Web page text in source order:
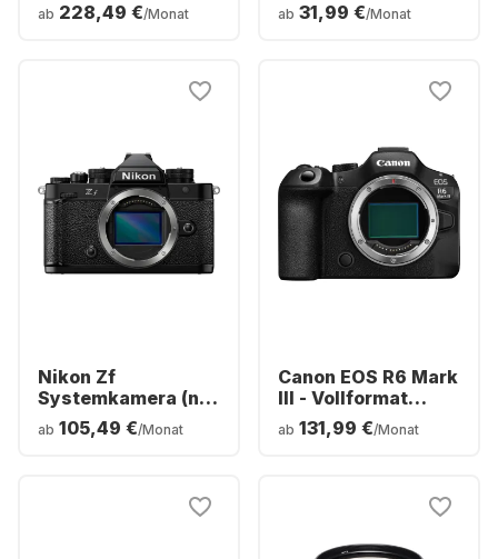
ab 228,49 €/Monat ab 31,99 €/Monat
Nikon Zf
Systemkamera (nur
Gehäuse)
ab 105,49 €/Monat
Canon EOS R6 Mark
III - Vollformat
Systemkamera
Gehäuse
ab 131,99 €/Monat